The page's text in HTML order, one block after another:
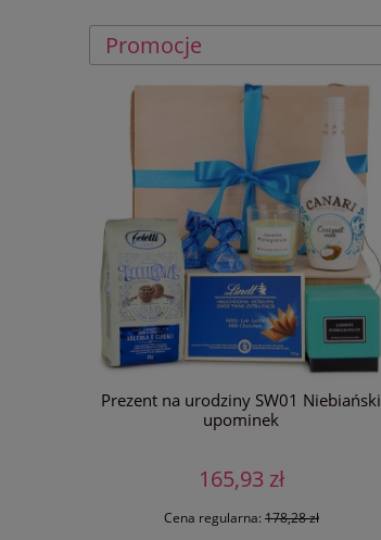
Promocje
Prezent na urodziny SW01 Niebiański
upominek
165,93 zł
Cena regularna: 178,28 zł